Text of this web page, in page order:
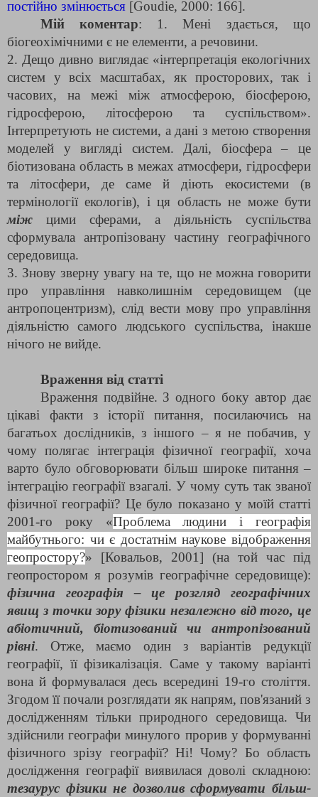
постійно змінюється [Goudie, 2000: 166].
Мій коментар: 1. Мені здається, що
біогеохімічними є не елементи, а речовини.
2. Дещо дивно виглядає «інтерпретація екологічних
систем у всіх масштабах, як просторових, так і
часових, на межі між атмосферою, біосферою,
гідросферою, літосферою та суспільством».
Інтерпретують не системи, а дані з метою створення
моделей у вигляді систем. Далі, біосфера – це
біотизована область в межах атмосфери, гідросфери
та літосфери, де саме й діють екосистеми (в
термінології екологів), і ця область не може бути
між цими сферами, а діяльність суспільства
сформувала антропізовану частину географічного
середовища.
3. Знову зверну увагу на те, що не можна говорити
про управління навколишнім середовищем (це
антропоцентризм), слід вести мову про управління
діяльністю самого людського суспільства, інакше
нічого не вийде.
Враження від статті
Враження подвійне. З одного боку автор дає
цікаві факти з історії питання, посилаючись на
багатьох дослідників, з іншого – я не побачив, у
чому полягає інтеграція фізичної географії, хоча
варто було обговорювати більш широке питання –
інтеграцію географії взагалі. У чому суть так званої
фізичної географії? Це було показано у моїй статті
2001-го року «Проблема людини і географія
майбутнього: чи є достатнім наукове відображення
геопростору?» [Ковальов, 2001] (на той час під
геопростором я розумів географічне середовище):
фізична географія – це розгляд географічних
явищ з точки зору фізики незалежно від того, це
абіотичний, біотизований чи антропізований
рівні. Отже, маємо один з варіантів редукції
географії, її фізикалізація. Саме у такому варіанті
вона й формувалася десь всередині 19-го століття.
Згодом її почали розглядати як напрям, пов'язаний з
дослідженням тільки природного середовища. Чи
здійснили географи минулого прорив у формуванні
фізичного зрізу географії? Ні! Чому? Бо область
дослідження географії виявилася доволі складною:
тезаурус фізики не дозволив сформувати більш-